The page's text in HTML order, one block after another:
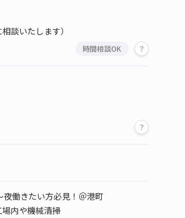
談いたします）
時間相談OK
働きたい方必見！＠港町
内や機械清掃